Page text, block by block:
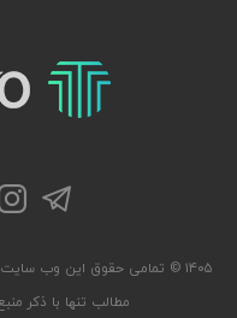
تکراتو – زندگی با تکنولوژی
تلگرام
۱۴۰۵ © تمامی حقوق این وب سایت برای
مطالب تنها با ذکر